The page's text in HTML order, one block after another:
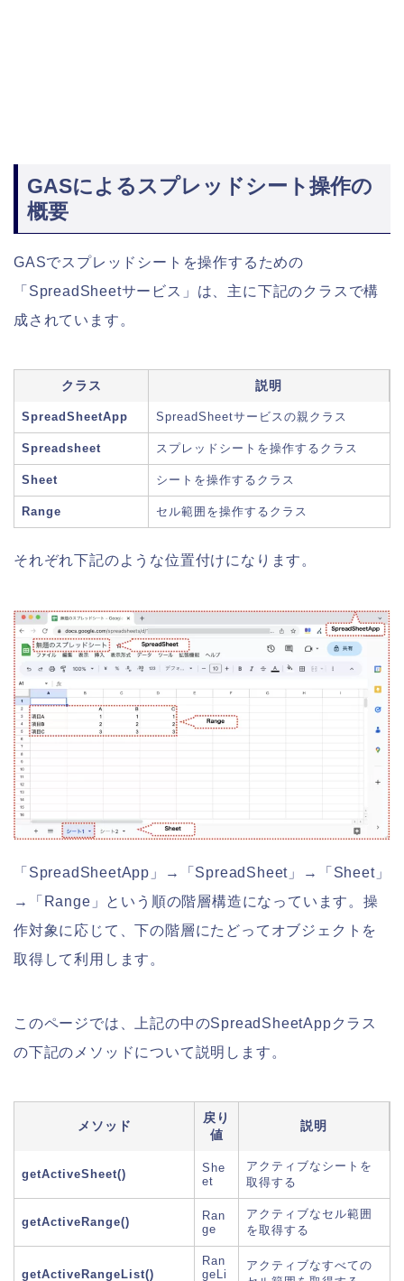
GASによるスプレッドシート操作の
概要
GASでスプレッドシートを操作するための
「SpreadSheetサービス」は、主に下記のクラスで構
成されています。
クラス 説明
SpreadSheetApp SpreadSheetサービスの親クラス
Spreadsheet スプレッドシートを操作するクラス
Sheet シートを操作するクラス
Range セル範囲を操作するクラス
それぞれ下記のような位置付けになります。
「SpreadSheetApp」→「SpreadSheet」→「Sheet」
→「Range」という順の階層構造になっています。操
作対象に応じて、下の階層にたどってオブジェクトを
取得して利用します。
このページでは、上記の中のSpreadSheetAppクラス
の下記のメソッドについて説明します。
メソッド
戻り
値
説明
getActiveSheet()
She
et
アクティブなシートを
取得する
getActiveRange()
Ran
ge
アクティブなセル範囲
を取得する
getActiveRangeList()
Ran
geLi
アクティブなすべての